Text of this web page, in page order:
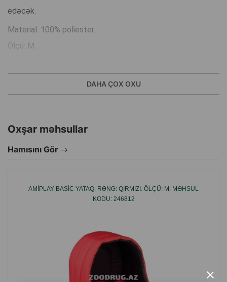
edəcək.
Material: 100% poliester.
Ölçü: M.
DAHA ÇOX OXU
Oxşar məhsullar
Hamısını Gör
AMIPLAY BASIC YATAQ. RƏNG: QIRMIZI. ÖLÇÜ: M. MƏHSUL
KODU: 246812